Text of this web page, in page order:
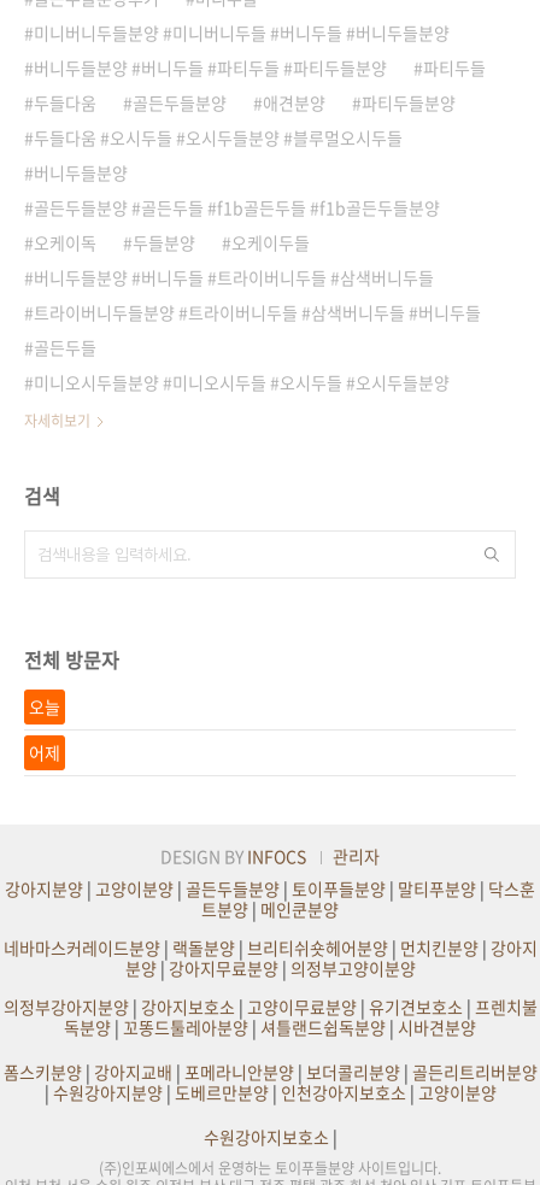
미니버니두들분양 #미니버니두들 #버니두들 #버니두들분양
버니두들분양 #버니두들 #파티두들 #파티두들분양
파티두들
두들다움
골든두들분양 애견분양
파티두들분양
두들다움 #오시두들 #오시두들분양 #블루멀오시두들
버니두들분양
골든두들분양 #골든두들 #f1b골든두들 #f1b골든두들분양
오케이독
두들분양
오케이두들
버니두들분양 #버니두들 #트라이버니두들 #삼색버니두들
트라이버니두들분양 #트라이버니두들 #삼색버니두들 #버니두들
골든두들
미니오시두들분양 #미니오시두들 #오시두들 #오시두들분양
자세히보기
검색
전체 방문자
오늘
어제
DESIGN BY INFOCS
관리자
강아지분양 | 고양이분양 | 골든두들분양 | 토이푸들분양 | 말티푸분양 | 닥스훈
트분양 | 메인쿤분양
네바마스커레이드분양| 랙돌분양| 브리티쉬숏헤어분양| 먼치킨분양| 강아지
분양|강아지무료분양| 의정부고양이분양
의정부강아지분양| 강아지보호소| 고양이무료분양| 유기견보호소| 프렌치불
독분양 | 꼬똥드툴레아분양 | 셔틀랜드쉽독분양 | 시바견분양
폼스키분양| 강아지교배 | 포메라니안분양| 보더콜리분양| 골든리트리버분양
| 수원강아지분양| 도베르만분양| 인천강아지보호소| 고양이분양
수원강아지보호소|
(주)인포씨에스에서 운영하는 토이푸들분양 사이트입니다.